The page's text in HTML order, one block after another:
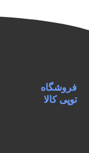
فروشگاه
توپی کالا